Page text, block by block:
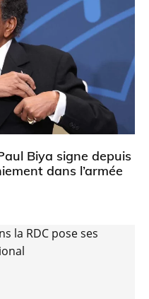
Biya signe depuis
dans l’armée